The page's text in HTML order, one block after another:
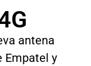
antena
Empatel y